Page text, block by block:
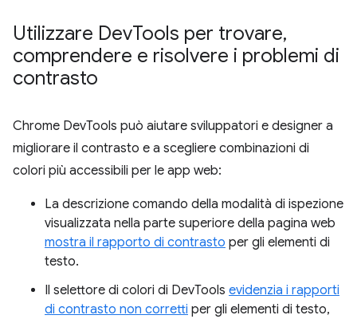
Utilizzare DevTools per trovare,
comprendere e risolvere i problemi di
contrasto
Chrome DevTools può aiutare sviluppatori e designer a
migliorare il contrasto e a scegliere combinazioni di
colori più accessibili per le app web:
La descrizione comando della modalità di ispezione
visualizzata nella parte superiore della pagina web
mostra il rapporto di contrasto per gli elementi di
testo.
Il selettore di colori di DevTools evidenzia i rapporti
di contrasto non corretti per gli elementi di testo,